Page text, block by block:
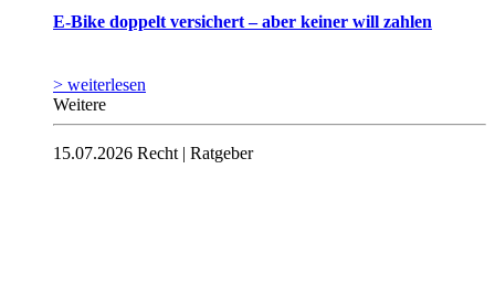
E-Bike doppelt versichert – aber keiner will zahlen
> weiterlesen
Weitere
15.07.2026 Recht | Ratgeber